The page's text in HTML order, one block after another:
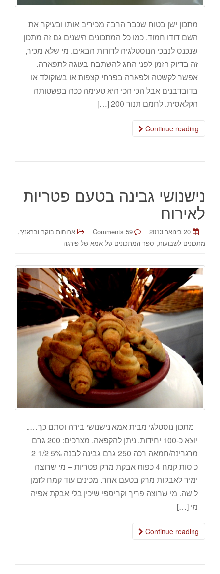
מתכון ישן בטוח שכבר הרבה מכירים אותו ובעיקר את
השם דודו חמוד. כמו כל המתכונים הישנים גם זה מתכון
שנכנס לנבכי הנוסטלגיה לדורות הבאים. מי שלא מכיר,
זה בדיוק הזמן לפני החג להשתבח בעוגה לתפארה.
אפשר לקשטה ולפארה בפרחי קצפות או בשוקולד או
בדובדבנים אבל הכי הכי היא טעימה ככה בפשטותה
הקלאסית. לחמם תנור 200 […]
Continue reading
נישנושי גבינה בטעם פטריות
לאירוח
20 בינואר 2013 59 Comments ארוחות בוקר ובראנץ',
מתכונים לשבועות, ספר המתכונים של אמא של פירגה
מתכון נוסטלגי מבית אמא נישנושי בירה וסתם כך…..
יוצא כ-100 יחידות. ניתן להקפאה. מצרכים: 200 גרם
מרגרינה/חמאה רכה 250 גרם גבינה לבנה 5% 1/2 2
כוסות קמח 4 כפות אבקת מרק פטריות – מי שרוצה
ימיר לאבקות מרק בטעם אחר. מכינים עוד קמח לזמן
לישה. מי שרוצה פריך וקריספי שיכין בלי אבקת אפיה
מי […]
Continue reading